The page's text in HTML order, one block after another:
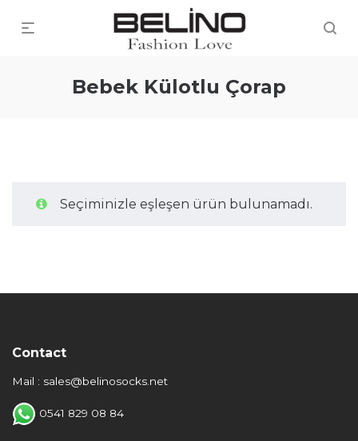
Bebek Külotlu Çorap
Seçiminizle eşleşen ürün bulunamadı.
Contact
Mail : sales@belinosocks.net
0541 829 08 84